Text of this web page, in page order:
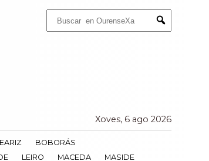
Submit
Xoves, 6 ago 2026
BOBORÁS
LEIRO MACEDA
MASIDE